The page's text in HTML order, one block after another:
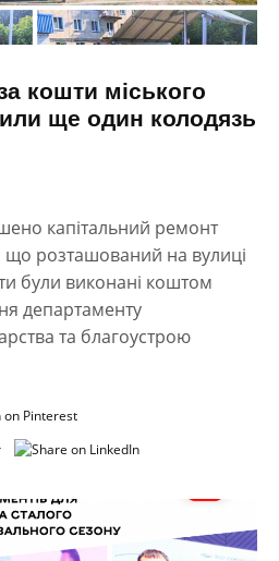
кошти міського
ще один колодязь
капітальний ремонт
що розташований на вулиці
були виконані коштом
департаменту
та благоустрою